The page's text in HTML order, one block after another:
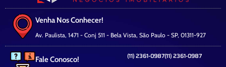
Fale Conosco! (11) 2361-0987(11) 2361-0987
Venha Nos Conhecer!
Av. Paulista, 1471 - Conj 511 - Bela Vista, São Paulo - SP, 01311-927